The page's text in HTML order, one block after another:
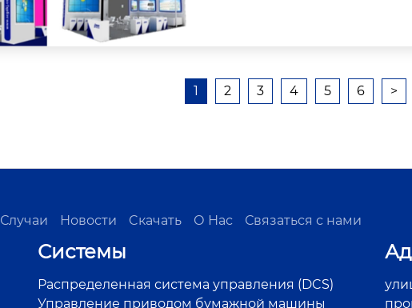
1 2 3 4 5 6 >
Случаи Новости Cкачать О Нас Связаться с нами
Системы
Распределенная система управления (DCS)
Управление приводом бумажной машины